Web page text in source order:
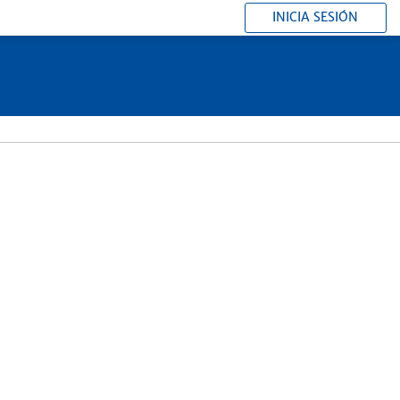
INICIA SESIÓN